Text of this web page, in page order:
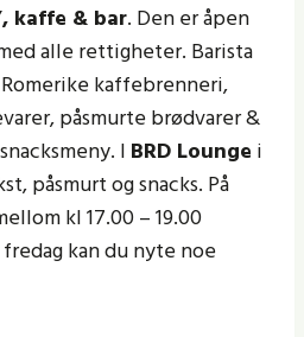
kaffe & bar. Den er åpen
alle rettigheter. Barista
kaffebrenneri,
påsmurte brødvarer &
I BRD Lounge i
påsmurt og snacks. På
kl 17.00 – 19.00
kan du nyte noe